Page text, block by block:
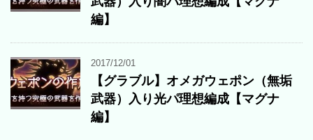
編】
2017/12/01
【グラブル】オメガウェポン（無垢
武器）入り光パ理想編成【マグナ
編】